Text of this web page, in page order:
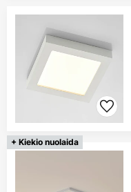
+ Kiekio nuolaida